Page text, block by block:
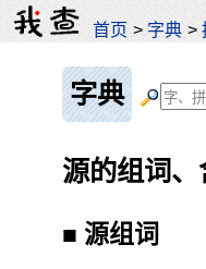
首页 > 字典 >
字典
源的组词、
■ 源组词